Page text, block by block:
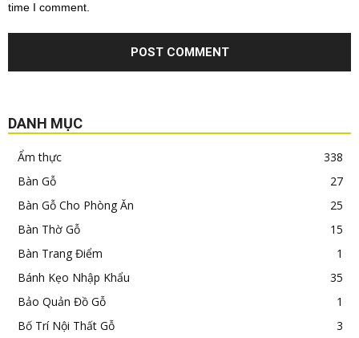
time I comment.
DANH MỤC
Ẩm thực
338
Bàn Gỗ
27
Bàn Gỗ Cho Phòng Ăn
25
Bàn Thờ Gỗ
15
Bàn Trang Điểm
1
Bánh Kẹo Nhập Khẩu
35
Bảo Quản Đồ Gỗ
1
Bố Trí Nội Thất Gỗ
3